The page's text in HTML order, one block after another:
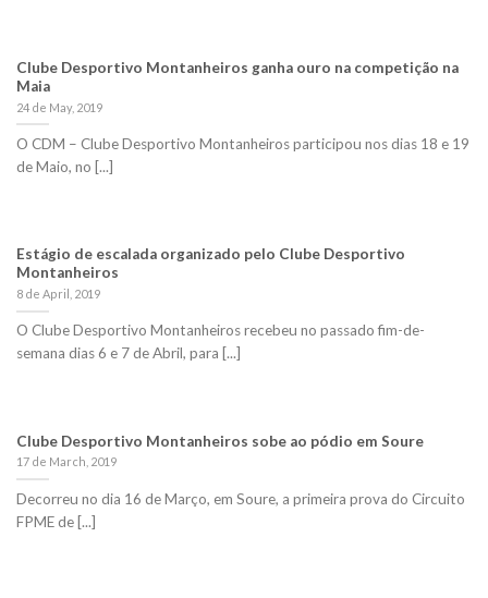
Clube Desportivo Montanheiros ganha ouro na competição na
Maia
24 de May, 2019
O CDM – Clube Desportivo Montanheiros participou nos dias 18 e 19
de Maio, no [...]
Estágio de escalada organizado pelo Clube Desportivo
Montanheiros
8 de April, 2019
O Clube Desportivo Montanheiros recebeu no passado fim-de-
semana dias 6 e 7 de Abril, para [...]
Clube Desportivo Montanheiros sobe ao pódio em Soure
17 de March, 2019
Decorreu no dia 16 de Março, em Soure, a primeira prova do Circuito
FPME de [...]